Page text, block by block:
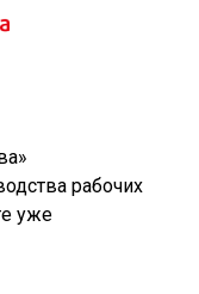
рабочих
уже